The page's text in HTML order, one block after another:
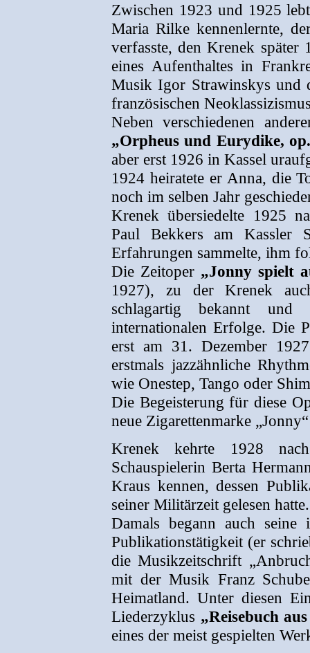
Zwischen 1923 und 1925
Maria Rilke kennenlernte,
verfasste, den Krenek später
eines Aufenthaltes in
Musik Igor Strawinskys und
französischen
Neben verschiedenen
„Orpheus und Eurydike,
aber erst 1926 in Kassel
1924 heiratete er Anna, die
noch im selben Jahr
Krenek übersiedelte 1925
Paul Bekkers am Kassler
Erfahrungen sammelte, ihm
Die Zeitoper „Jonny spielt
1927), zu der Krenek
schlagartig bekannt
internationalen Erfolge. Die
erst am 31. Dezember
erstmals jazzähnliche
wie Onestep, Tango oder
Die Begeisterung für diese
neue Zigarettenmarke
Krenek kehrte 1928
Schauspielerin Berta
Kraus kennen, dessen
seiner Militärzeit gelesen hatte.
Damals begann auch seine
Publikationstätigkeit (er
die Musikzeitschrift
mit der Musik Franz
Heimatland. Unter diesen
Liederzyklus „Reisebuch
eines der meist gespielten